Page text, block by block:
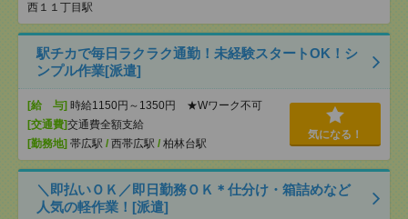
西１１丁目駅
駅チカで毎日ラクラク通勤！未経験スタートOK！シ
ンプル作業[派遣]
[給 与] 時給1150円～1350円 ★Wワーク不可
[交通費]交通費全額支給
[勤務地] 帯広駅 / 西帯広駅 / 柏林台駅
気になる！
＼即払いＯＫ／即日勤務ＯＫ＊仕分け・箱詰めなど
人気の軽作業！[派遣]